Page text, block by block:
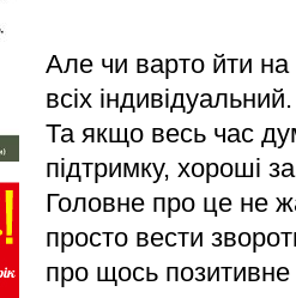
Але чи варто йти на
всіх індивідуальний.
Та якщо весь час
підтримку, хороші
Головне про це не
просто вести
про щось